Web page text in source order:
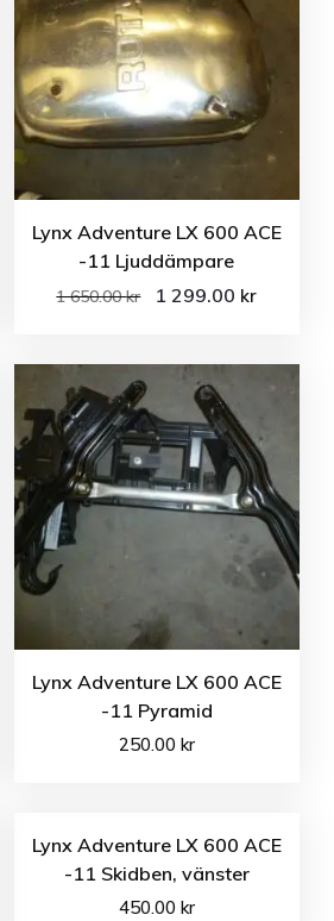
Lynx Adventure LX 600 ACE
-11 Ljuddämpare
1 650.00kr 1 299.00 kr
Lynx Adventure LX 600 ACE
-11 Pyramid
250.00 kr
Lynx Adventure LX 600 ACE
-11 Skidben, vänster
450.00 kr